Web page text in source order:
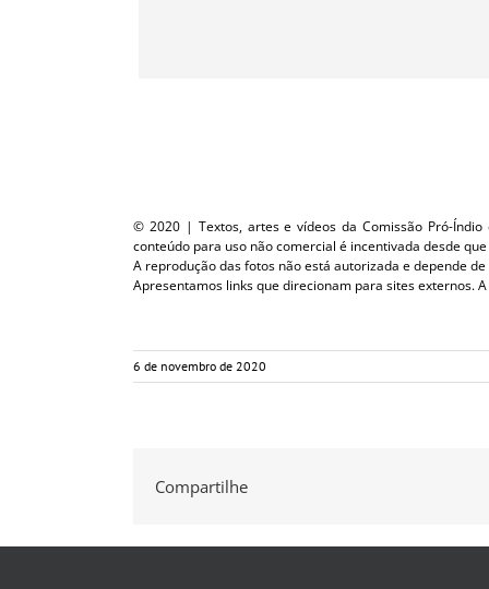
© 2020 | Textos, artes e vídeos da Comissão Pró-
conteúdo para uso não comercial é incentivada desde
A reprodução das fotos não está autorizada e depende
Apresentamos links que direcionam para sites externos.
6 de novembro de 2020
Compartilhe